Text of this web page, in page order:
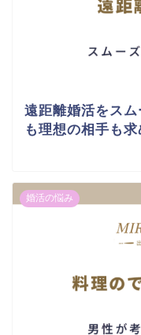
遠距離婚活をス
も理想の相手も求
婚活の悩み